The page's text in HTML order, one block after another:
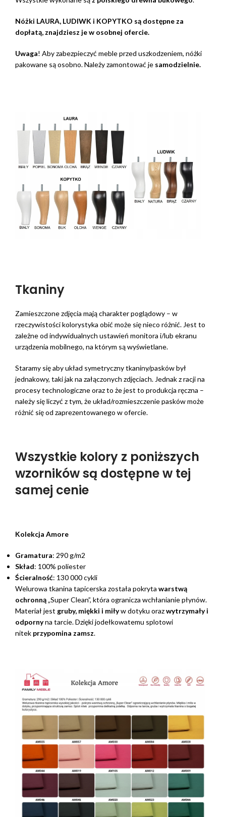
Nóżki LAURA, LUDIWK i KOPYTKO są dostępne za
dopłatą, znajdziesz je w osobnej ofercie.
Uwaga! Aby zabezpieczyć meble przed uszkodzeniem, nóżki
pakowane są osobno. Należy zamontować je samodzielnie.
Tkaniny
Zamieszczone zdjęcia mają charakter poglądowy – w
rzeczywistości kolorystyka obić może się nieco różnić. Jest to
zależne od indywidualnych ustawień monitora i/lub ekranu
urządzenia mobilnego, na którym są wyświetlane.
Staramy się aby układ symetryczny tkaniny/pasków był
jednakowy, taki jak na załączonych zdjęciach. Jednak z racji na
procesy technologiczne oraz to że jest to produkcja ręczna –
należy się liczyć z tym, że układ/rozmieszczenie pasków może
różnić się od zaprezentowanego w ofercie.
Wszystkie kolory z poniższych
wzorników są dostępne w tej
samej cenie
Kolekcja Amore
Gramatura: 290 g/m2
Skład: 100% poliester
Ścieralność: 130 000 cykli
Welurowa tkanina tapicerska została pokryta warstwą
ochronną„Super Clean”, która ogranicza wchłanianie płynów.
Materiał jest gruby, miękki i miływ dotyku orazwytrzymały i
odpornyna tarcie. Dzięki jodełkowatemu splotowi
nitek przypomina zamsz.